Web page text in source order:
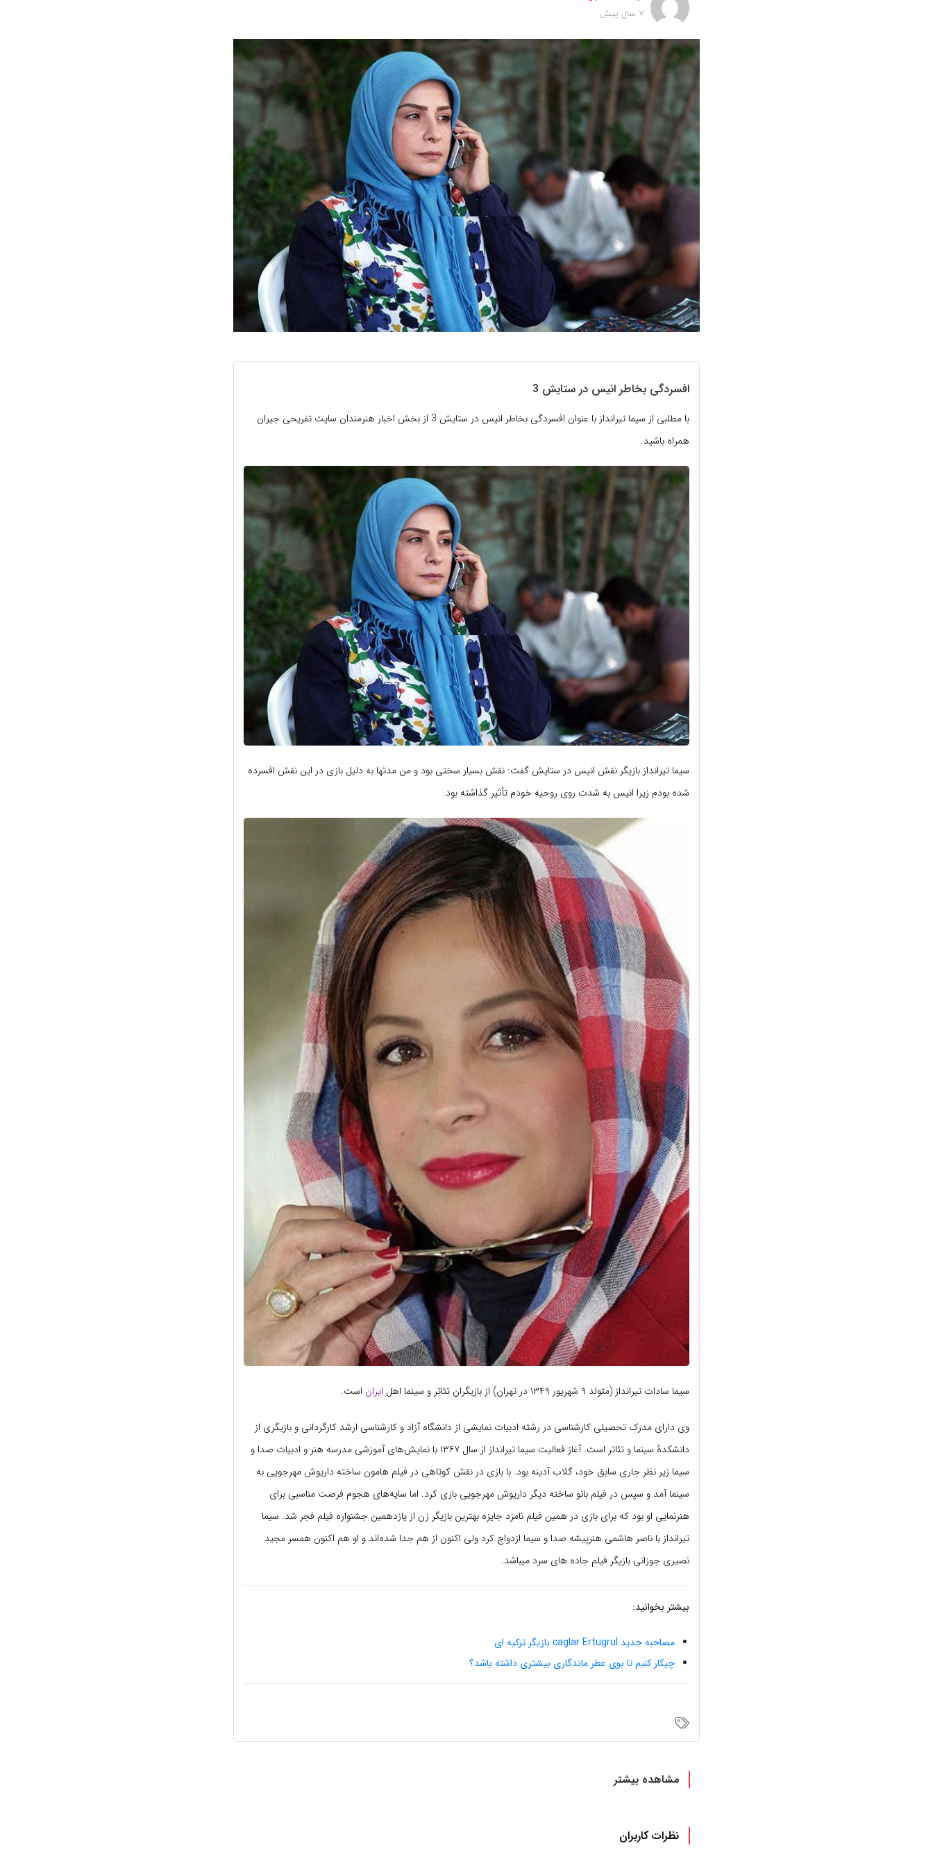
7 سال پیش
افسردگی بخاطر انیس در ستایش 3
با مطلبی از سیما تیرانداز با عنوان افسردگی بخاطر انیس در ستایش 3 از بخش اخبار هنرمندان سایت تفریحی جیران
همراه باشید.
سیما تیرانداز بازیگر نقش انیس در ستایش گفت: نقش بسیار سختی بود و من مدتها به دلیل بازی در این نقش افسرده
شده بودم زیرا انیس به شدت روی روحیه خودم تأثیر گذاشته بود.
سیما سادات تیرانداز (متولد ۹ شهریور ۱۳۴۹ در تهران) از بازیگران تئاتر و سینما اهل ایران است.
وی دارای مدرک تحصیلی کارشناسی در رشته ادبیات نمایشی از دانشگاه آزاد و کارشناسی ارشد کارگردانی و بازیگری از
دانشکدهٔ سینما و تئاتر است. آغاز فعالیت سیما تیرانداز از سال ۱۳۶۷ با نمایش‌های آموزشی مدرسه هنر و ادبیات صدا و
سیما زیر نظر جاری سابق خود، گلاب آدینه بود. با بازی در نقش کوتاهی در فیلم هامون ساخته داریوش مهرجویی به
سینما آمد و سپس در فیلم بانو ساخته دیگر داریوش مهرجویی بازی کرد. اما سایه‌های هجوم فرصت مناسبی برای
هنرنمایی او بود که برای بازی در همین فیلم نامزد جایزه بهترین بازیگر زن از یازدهمین جشنواره فیلم فجر شد. سیما
تیرانداز با ناصر هاشمی هنرپیشه صدا و سیما ازدواج کرد ولی اکنون از هم جدا شده‌اند و او هم اکنون همسر مجید
نصیری جوزانی بازیگر فیلم جاده های سرد میباشد.
بیشتر بخوانید:
مصاحبه جدید caglar Ertugrul بازیگر ترکیه ای
چیکار کنیم تا بوی عطر ماندگاری بیشتری داشته باشد؟
مشاهده بیشتر
نظرات کاربران